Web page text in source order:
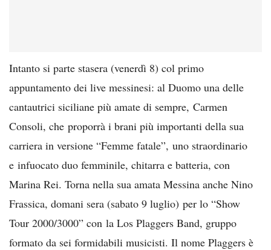
Intanto si parte stasera (venerdì 8) col primo
appuntamento dei live messinesi: al Duomo una delle
cantautrici siciliane più amate di sempre, Carmen
Consoli, che proporrà i brani più importanti della sua
carriera in versione “Femme fatale”, uno straordinario
e infuocato duo femminile, chitarra e batteria, con
Marina Rei. Torna nella sua amata Messina anche Nino
Frassica, domani sera (sabato 9 luglio) per lo “Show
Tour 2000/3000” con la Los Plaggers Band, gruppo
formato da sei formidabili musicisti. Il nome Plaggers è